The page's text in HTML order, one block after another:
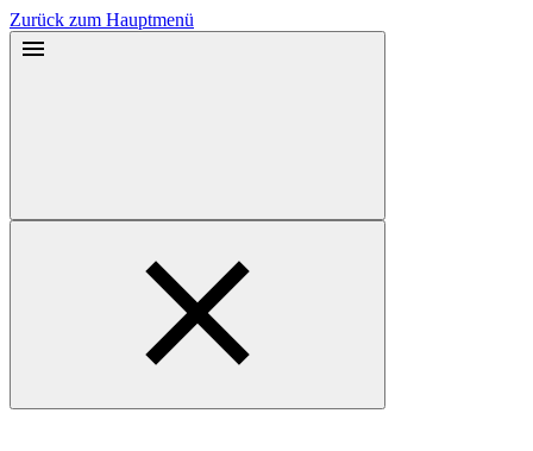
Zurück zum Hauptmenü